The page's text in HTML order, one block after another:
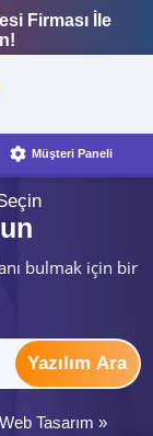
Firması İle
Müşteri Paneli
bulmak için bir
Yazılım Ara
Web Tasarım »